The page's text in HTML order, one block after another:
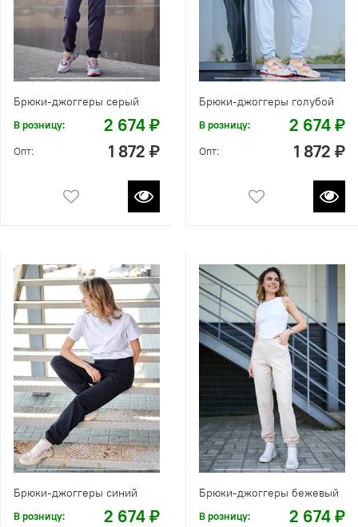
Брюки-джоггеры серый
В розницу: 2 674 ₽
Опт: 1 872 ₽
Брюки-джоггеры голубой
В розницу: 2 674 ₽
Опт: 1 872 ₽
Брюки-джоггеры синий
В розницу: 2 674 ₽
Брюки-джоггеры бежевый
В розницу: 2 674 ₽